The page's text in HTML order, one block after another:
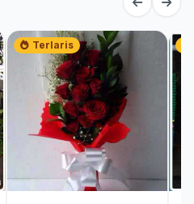
Terlaris